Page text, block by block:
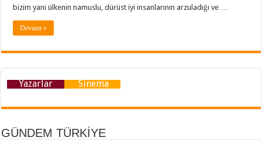
bizim yani ülkenin namuslu, dürüst iyi insanlarının arzuladığı ve …
Devamı »
Yazarlar Sinema
GÜNDEM TÜRKİYE